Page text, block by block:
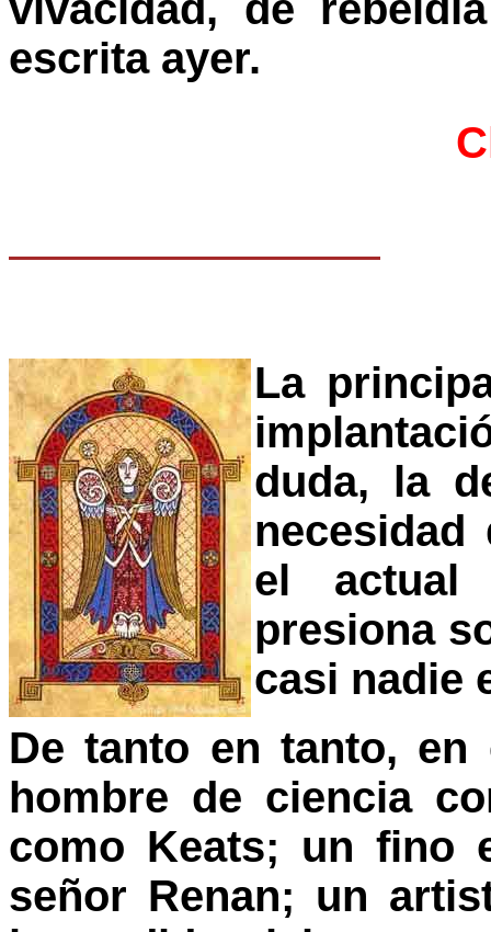
escrita ayer.
La
duda, la
el actual
presiona
casi nadie
De tanto en tanto,
hombre de ciencia
como Keats; un fino
señor Renan; un